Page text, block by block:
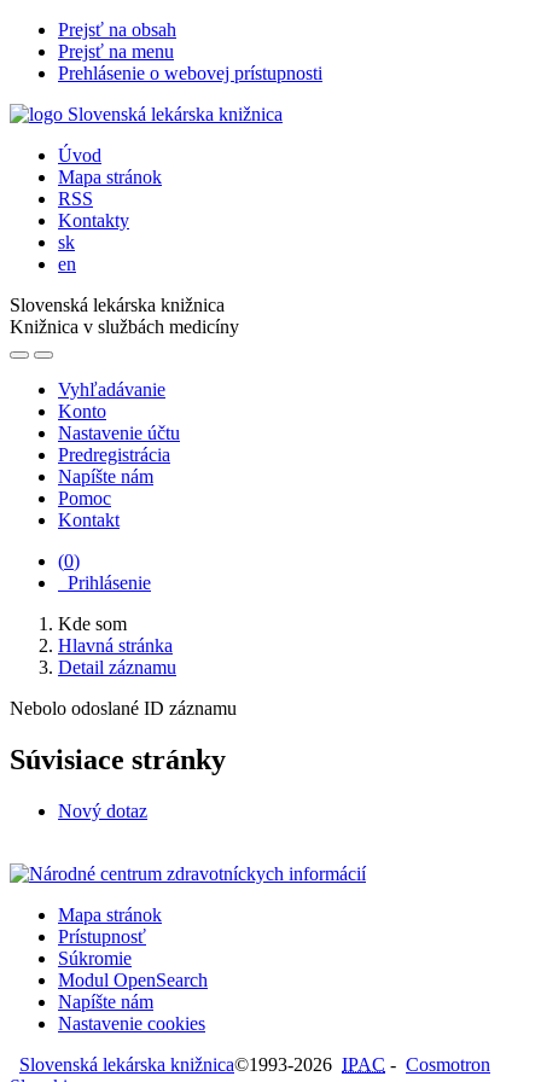
Prejsť na obsah
Prejsť na menu
Prehlásenie o webovej prístupnosti
Úvod
Mapa stránok
RSS
Kontakty
sk
en
Slovenská lekárska knižnica
Knižnica v službách medicíny
Vyhľadávanie
Konto
Nastavenie účtu
Predregistrácia
Napíšte nám
Pomoc
Kontakt
(0)
Prihlásenie
Kde som
Hlavná stránka
Detail záznamu
Nebolo odoslané ID záznamu
Súvisiace stránky
Nový dotaz
Mapa stránok
Prístupnosť
Súkromie
Modul OpenSearch
Napíšte nám
Nastavenie cookies
Slovenská lekárska knižnica©1993-2026 IPAC - Cosmotron